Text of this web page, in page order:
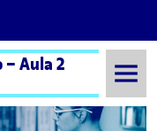
Aula 2